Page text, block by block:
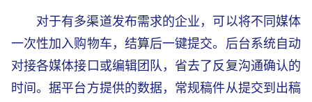
对于有多渠道发布需求的企业，可以将不同媒体
一次性加入购物车，结算后一键提交。后台系统自动
对接各媒体接口或编辑团队，省去了反复沟通确认的
时间。据平台方提供的数据，常规稿件从提交到出稿